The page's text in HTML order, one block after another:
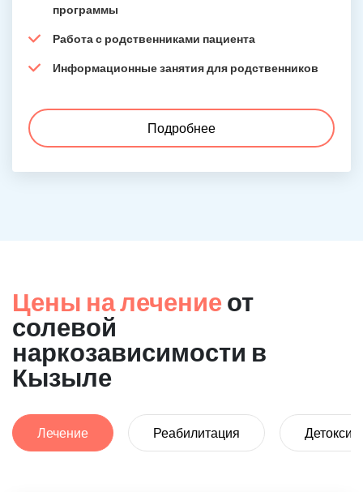
программы
Работа с родственниками пациента
Информационные занятия для родственников
Подробнее
Цены на лечение от
солевой
наркозависимости в
Кызыле
Лечение Реабилитация